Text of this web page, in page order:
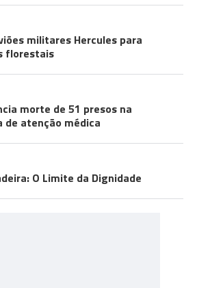
militares Hercules para
florestais
morte de 51 presos na
atenção médica
O Limite da Dignidade